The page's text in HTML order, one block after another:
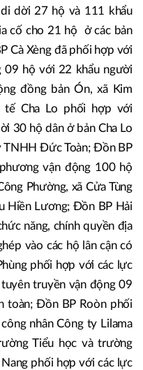
dời 27 hộ và 111 khẩu
cố cho 21 hộ ở các bản
Cà Xèng đã phối hợp với
09 hộ với 22 khẩu người
đồng bản Ón, xã Kim
tế Cha Lo phối hợp với
30 hộ dân ở bản Cha Lo
TNHH Đức Toàn; Đồn BP
vận động 100 hộ
Phường, xã Cửa Tùng
Hiền Lương; Đồn BP Hải
năng, chính quyền địa
vào các hộ lân cận có
phối hợp với các lực
truyền vận động 09
toàn; Đồn BP Roòn phối
nhân Công ty Lilama
Tiểu học và trường
phối hợp với các lực